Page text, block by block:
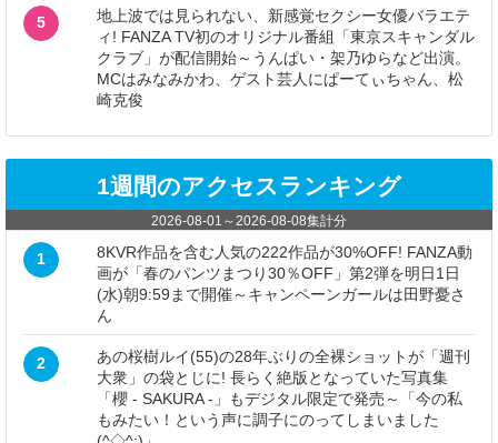
5
地上波では見られない、新感覚セクシー女優バラエテ
ィ! FANZA TV初のオリジナル番組「東京スキャンダル
クラブ」が配信開始～うんぱい・架乃ゆらなど出演。
MCはみなみかわ、ゲスト芸人にぱーてぃちゃん、松
崎克俊
1週間のアクセスランキング
2026-08-01 ～2026-08-08集計分
1
8KVR作品を含む人気の222作品が30%OFF! FANZA動
画が「春のパンツまつり30％OFF」第2弾を明日1日
(水)朝9:59まで開催～キャンペーンガールは田野憂さ
ん
2
あの桜樹ルイ(55)の28年ぶりの全裸ショットが「週刊
大衆」の袋とじに! 長らく絶版となっていた写真集
「櫻 - SAKURA -」もデジタル限定で発売～「今の私
もみたい！という声に調子にのってしまいました